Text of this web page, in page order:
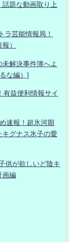
題な動画取り上
ラ芸能情報局！
）
解決事件簿へよ
な編）]
益便利情報サイ
速報！超氷河期
グナス氷子の愛
供が欲しいど陰キ
画編